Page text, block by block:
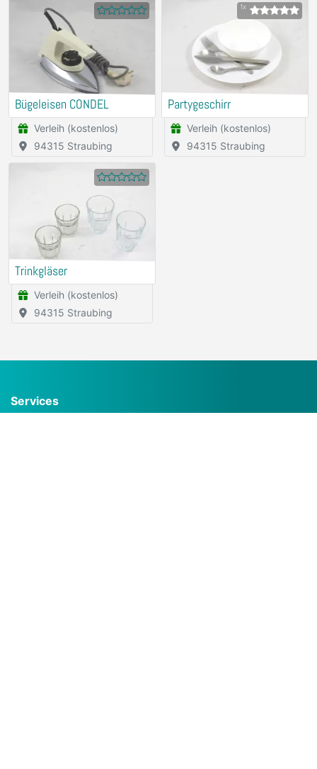
Bügeleisen CONDEL
Verleih (kostenlos)
94315 Straubing
1x
Partygeschirr
Verleih (kostenlos)
94315 Straubing
Trinkgläser
Verleih (kostenlos)
94315 Straubing
Services